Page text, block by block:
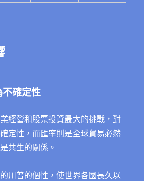
確定性
業經營和股票投資最大的挑戰，對
定性，而匯率則是全球貿易必然
共生的關係。
川普的個性，使世界各國長久以